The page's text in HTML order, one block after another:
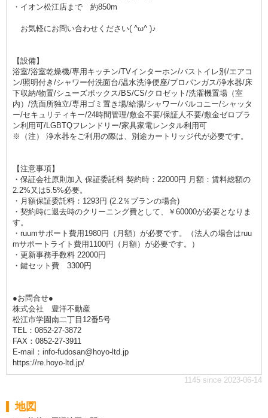
・イオン松江店まで 約850m
お気軽にお問い合わせください( ^ω^ )♪
【設備】
浴室/浴室乾燥機/専用キッチン/TVインターホン/バストイレ別/エアコ
ン/照明付き/シャワー付洗面台/温水洗浄便座/プロパンガス/浄水器/床
下収納/物置/シューズボックス/BS/CS/クロゼット/洗濯機置場（室
内）/洗面所独立/専用ゴミ置き場/給湯/シャワー/バルコニー/シャッタ
ー/セキュリティキー/24時間管理/敷金不要/保証人不要/敷金ゼロプラ
ン利用可/LGBTQフレンドリー/家具家電レンタル利用可
※（注） 浄水器をご利用の際は、別途カートリッジ代が必要です。
【注意事項】
・保証会社原則加入 保証委託料 契約時：22000円 月額：賃料総額の
2.2%又は5.5%必要。
・月額保証委託料：1293円 (2.2％プランの場合)
・契約時に退去時のクリーニング費として、￥60000が必要となりま
す。
・ruumサポート費用1980円（月額）が必要です。（法人の場合はruu
mサポートライト費用1100円（月額）が必要です。）
・更新事務手数料 22000円
・鍵セット費 3300円
●お問合せ●
株式会社 豊洋不動産
松江市学園南二丁目12番5号
TEL：0852-27-3872
FAX：0852-27-3911
E-mail：info-fudosan@hoyo-ltd.jp
https://re.hoyo-ltd.jp/
1145 since 2023-06-14
地図